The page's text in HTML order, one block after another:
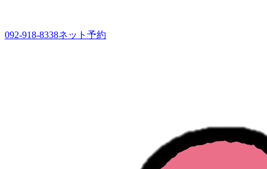
092-918-8338ネット予約